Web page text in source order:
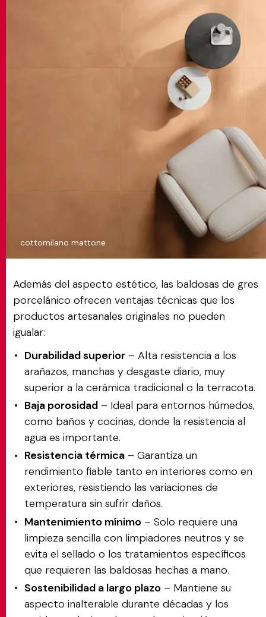
cottomilano mattone
Además del aspecto estético, las baldosas de gres
porcelánico ofrecen ventajas técnicas que los
productos artesanales originales no pueden
igualar:
Durabilidad superior – Alta resistencia a los
arañazos, manchas y desgaste diario, muy
superior a la cerámica tradicional o la terracota.
Baja porosidad – Ideal para entornos húmedos,
como baños y cocinas, donde la resistencia al
agua es importante.
Resistencia térmica – Garantiza un
rendimiento fiable tanto en interiores como en
exteriores, resistiendo las variaciones de
temperatura sin sufrir daños.
Mantenimiento mínimo – Solo requiere una
limpieza sencilla con limpiadores neutros y se
evita el sellado o los tratamientos específicos
que requieren las baldosas hechas a mano.
Sostenibilidad a largo plazo – Mantiene su
aspecto inalterable durante décadas y los